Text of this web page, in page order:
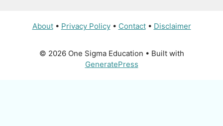
About• Privacy Policy• Contact• Disclaimer
© 2026 One Sigma Education • Built with
GeneratePress